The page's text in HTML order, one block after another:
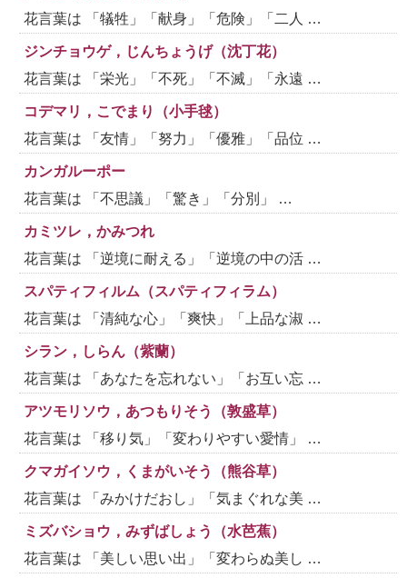
花言葉は 「犠牲」「献身」「危険」「二人 …
ジンチョウゲ，じんちょうげ（沈丁花）
花言葉は 「栄光」「不死」「不滅」「永遠 …
コデマリ，こでまり（小手毬）
花言葉は 「友情」「努力」「優雅」「品位 …
カンガルーポー
花言葉は 「不思議」「驚き」「分別」 …
カミツレ，かみつれ
花言葉は 「逆境に耐える」「逆境の中の活 …
スパティフィルム（スパティフィラム）
花言葉は 「清純な心」「爽快」「上品な淑 …
シラン，しらん（紫蘭）
花言葉は 「あなたを忘れない」「お互い忘 …
アツモリソウ，あつもりそう（敦盛草）
花言葉は 「移り気」「変わりやすい愛情」 …
クマガイソウ，くまがいそう（熊谷草）
花言葉は 「みかけだおし」「気まぐれな美 …
ミズバショウ，みずばしょう（水芭蕉）
花言葉は 「美しい思い出」「変わらぬ美し …